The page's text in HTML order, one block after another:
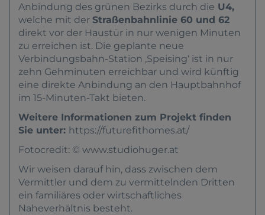
Anbindung des grünen Bezirks durch die U4,
welche mit der Straßenbahnlinie 60 und 62
direkt vor der Haustür in nur wenigen Minuten
zu erreichen ist. Die geplante neue
Verbindungsbahn-Station ‚Speising‘ ist in nur
zehn Gehminuten erreichbar und wird künftig
eine direkte Anbindung an den Hauptbahnhof
im 15-Minuten-Takt bieten.
Weitere Informationen zum Projekt finden
Sie unter: https://futurefithomes.at/
Fotocredit: © www.studiohuger.at
Wir weisen darauf hin, dass zwischen dem
Vermittler und dem zu vermittelnden Dritten
ein familiäres oder wirtschaftliches
Naheverhältnis besteht.